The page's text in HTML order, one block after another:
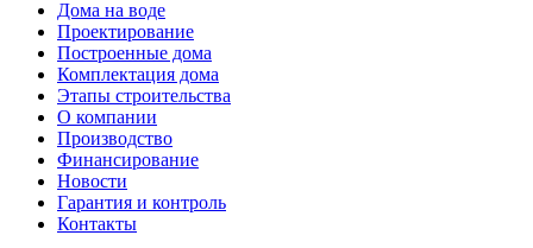
Дома на воде
Проектирование
Построенные дома
Комплектация дома
Этапы строительства
О компании
Производство
Финансирование
Новости
Гарантия и контроль
Контакты